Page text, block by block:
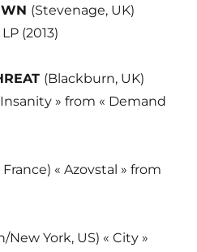
(Stevenage, UK)
(2013)
(Blackburn, UK)
» from « Demand
France) « Azovstal » from
New York, US) « City »